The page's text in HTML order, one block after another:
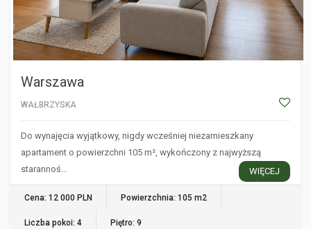
Warszawa
WAŁBRZYSKA
Do wynajęcia wyjątkowy, nigdy wcześniej niezamieszkany
apartament o powierzchni 105 m², wykończony z najwyższą
starannoś…
WIĘCEJ
Cena: 12 000 PLN Powierzchnia: 105 m2
Liczba pokoi: 4 Piętro: 9